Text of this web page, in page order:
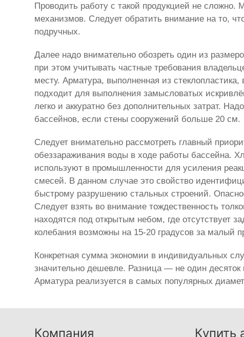
Проводить работу с такой продукцией не
механизмов. Следует обратить внимание на то,
подручных.
Далее надо внимательно обозреть один из
при этом учитывать частные требования
месту. Арматура, выполненная из
подходит для выполнения замысловатых
легко и аккуратно без дополнительных затрат.
бассейнов, если стены сооружений больше 20 см.
Следует внимательно рассмотреть главный
обеззараживания воды в ходе работы бассейна.
используют в промышленности для усиления
смесей. В данном случае это свойство
быстрому разрушению стальных строений.
Следует взять во внимание тождественность
находятся под открытым небом, где отсутствует
колебания возможны на 15-20 градусов за малый
Конкретная сумма экономии в индивидуальных
значительно дешевле. Разница — не один десяток
Арматура реализуется в самых популярных
Компания Купить